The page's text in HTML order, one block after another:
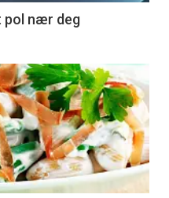
pol nær deg